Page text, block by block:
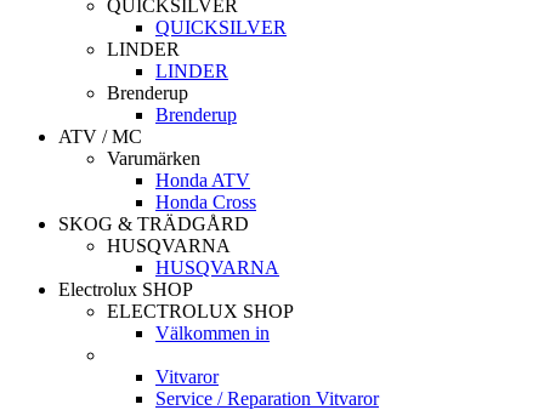
QUICKSILVER
QUICKSILVER
LINDER
LINDER
Brenderup
Brenderup
ATV / MC
Varumärken
Honda ATV
Honda Cross
SKOG & TRÄDGÅRD
HUSQVARNA
HUSQVARNA
Electrolux SHOP
ELECTROLUX SHOP
Välkommen in
Vitvaror
Service / Reparation Vitvaror